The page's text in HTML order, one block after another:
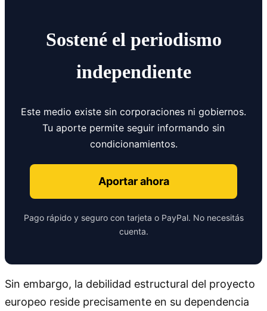
Sostené el periodismo
independiente
Este medio existe sin corporaciones ni gobiernos.
Tu aporte permite seguir informando sin
condicionamientos.
Aportar ahora
Pago rápido y seguro con tarjeta o PayPal. No necesitás
cuenta.
Sin embargo, la debilidad estructural del proyecto
europeo reside precisamente en su dependencia